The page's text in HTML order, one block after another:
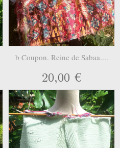
b Coupon. Reine de Sabaa....
20,00 €